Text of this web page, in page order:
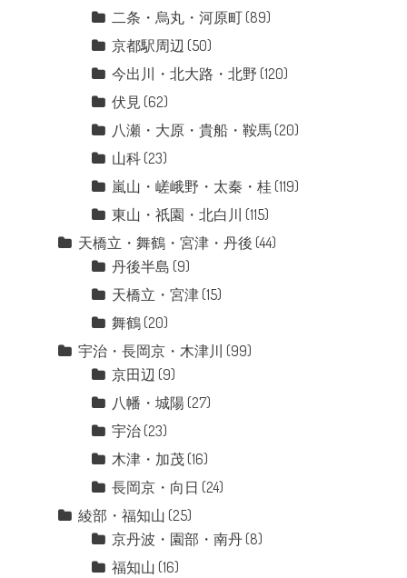
二条・烏丸・河原町(89)
京都駅周辺 (50)
今出川・北大路・北野 (120)
伏見 (62)
八瀬・大原・貴船・鞍馬(20)
山科(23)
嵐山・嵯峨野・太秦・桂 (119)
東山・祇園・北白川 (115)
天橋立・舞鶴・宮津・丹後 (44)
丹後半島 (9)
天橋立・宮津(15)
舞鶴(20)
宇治・長岡京・木津川 (99)
京田辺 (9)
八幡・城陽 (27)
宇治(23)
木津・加茂(16)
長岡京・向日 (24)
綾部・福知山 (25)
京丹波・園部・南丹(8)
福知山 (16)